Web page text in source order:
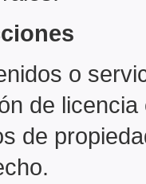
o
de
de